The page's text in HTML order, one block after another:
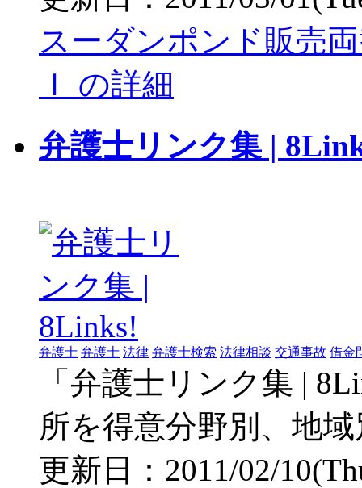
スーダンポンド販売
Ｉ の詳細
弁護士リンク集 |
弁護士 弁護士 法律 弁護士検索 法律相談 交通事故 借金
「弁護士リンク集 |
所を得意分野別、地
更新日：2011/02/